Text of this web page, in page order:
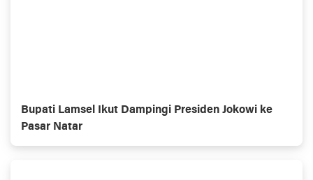
Bupati Lamsel Ikut Dampingi Presiden Jokowi ke
Pasar Natar